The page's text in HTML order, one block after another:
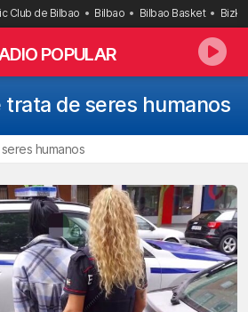
Club de Bilbao Bilbao Bilbao Basket
POPULAR
trata de seres humanos
humanos